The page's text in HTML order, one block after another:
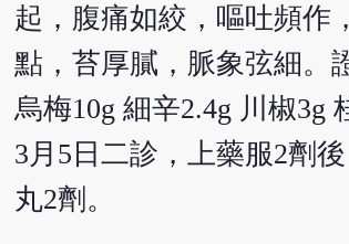
起，腹痛如絞，嘔吐頻作
點，苔厚膩，脈象弦細。
烏梅10g 細辛2.4g 川椒3g
3月5日二診，上藥服2劑
丸2劑。